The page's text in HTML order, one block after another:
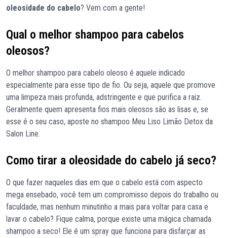
oleosidade do cabelo? Vem com a gente!
Qual o melhor shampoo para cabelos
oleosos?
O melhor shampoo para cabelo oleoso é aquele indicado
especialmente para esse tipo de fio. Ou seja, aquele que promove
uma limpeza mais profunda, adstringente e que purifica a raiz.
Geralmente quem apresenta fios mais oleosos são as lisas e, se
esse é o seu caso, aposte no shampoo Meu Liso Limão Detox da
Salon Line.
Como tirar a oleosidade do cabelo já seco?
O que fazer naqueles dias em que o cabelo está com aspecto
mega ensebado, você tem um compromisso depois do trabalho ou
faculdade, mas nenhum minutinho a mais para voltar para casa e
lavar o cabelo? Fique calma, porque existe uma mágica chamada
shampoo a seco! Ele é um spray que funciona para disfarçar as